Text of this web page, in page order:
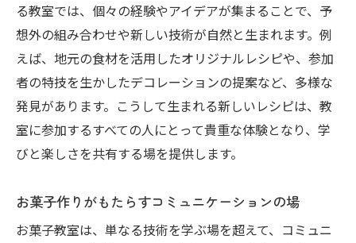
る教室では、個々の経験やアイデアが集まることで、予
想外の組み合わせや新しい技術が自然と生まれます。例
えば、地元の食材を活用したオリジナルレシピや、参加
者の特技を生かしたデコレーションの提案など、多様な
発見があります。こうして生まれる新しいレシピは、教
室に参加するすべての人にとって貴重な体験となり、学
びと楽しさを共有する場を提供します。
お菓子作りがもたらすコミュニケーションの場
お菓子教室は、単なる技術を学ぶ場を超えて、コミュニ